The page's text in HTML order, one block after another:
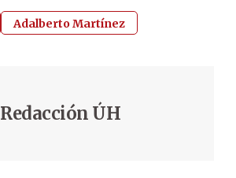
Adalberto Martínez
Redacción ÚH